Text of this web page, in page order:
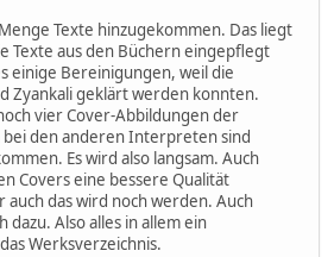
Texte hinzugekommen. Das liegt
Texte aus den Büchern eingepflegt
einige Bereinigungen, weil die
Zyankali geklärt werden konnten.
vier Cover-Abbildungen der
bei den anderen Interpreten sind
Es wird also langsam. Auch
Covers eine bessere Qualität
auch das wird noch werden. Auch
dazu. Also alles in allem ein
Werksverzeichnis.